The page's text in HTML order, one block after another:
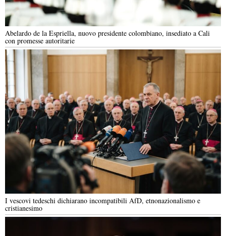
Abelardo de la Espriella, nuovo presidente colombiano, insediato a Cali
con promesse autoritarie
I vescovi tedeschi dichiarano incompatibili AfD, etnonazionalismo e
cristianesimo